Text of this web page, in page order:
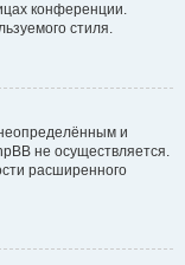
конференции.
стиля.
и
не осуществляется.
расширенного